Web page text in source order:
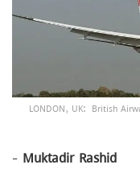
LONDON, UK: British
– Muktadir Rashid